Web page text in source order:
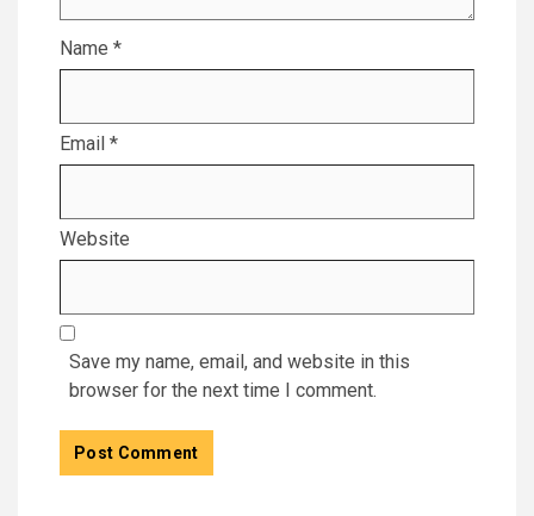
Name *
Email *
Website
Save my name, email, and website in this
browser for the next time I comment.